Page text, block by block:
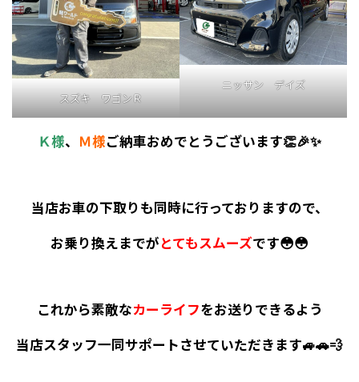
スズキ ワゴンＲ
ニッサン デイズ
Ｋ様、 Ｍ様ご納車おめでとうございます👏🎉✨
当店お車の下取りも同時に行っておりますので、
お乗り換えまでがとてもスムーズです😳😳
これから素敵なカーライフをお送りできるよう
当店スタッフ一同サポートさせていただきます🚙🚗💨